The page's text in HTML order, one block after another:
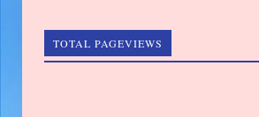
TOTAL PAGEVIEWS